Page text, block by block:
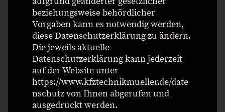
beziehungsweise behördlicher
Vorgaben kann es notwendig werden,
diese Datenschutzerklärung zu ändern.
Die jeweils aktuelle
Datenschutzerklärung kann jederzeit
auf der Website unter
https://www.kfztechnikmueller.de/date
nschutz von Ihnen abgerufen und
ausgedruckt werden.